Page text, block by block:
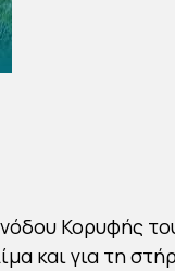
Κορυφής
και για τη